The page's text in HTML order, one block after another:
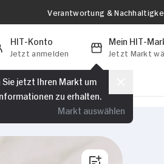
Verantwortung &
HIT-Konto
Jetzt anmelden
Mein HIT-
Jetzt Markt
Sie jetzt Ihren Markt um
zu erhalten.
Markt auswählen